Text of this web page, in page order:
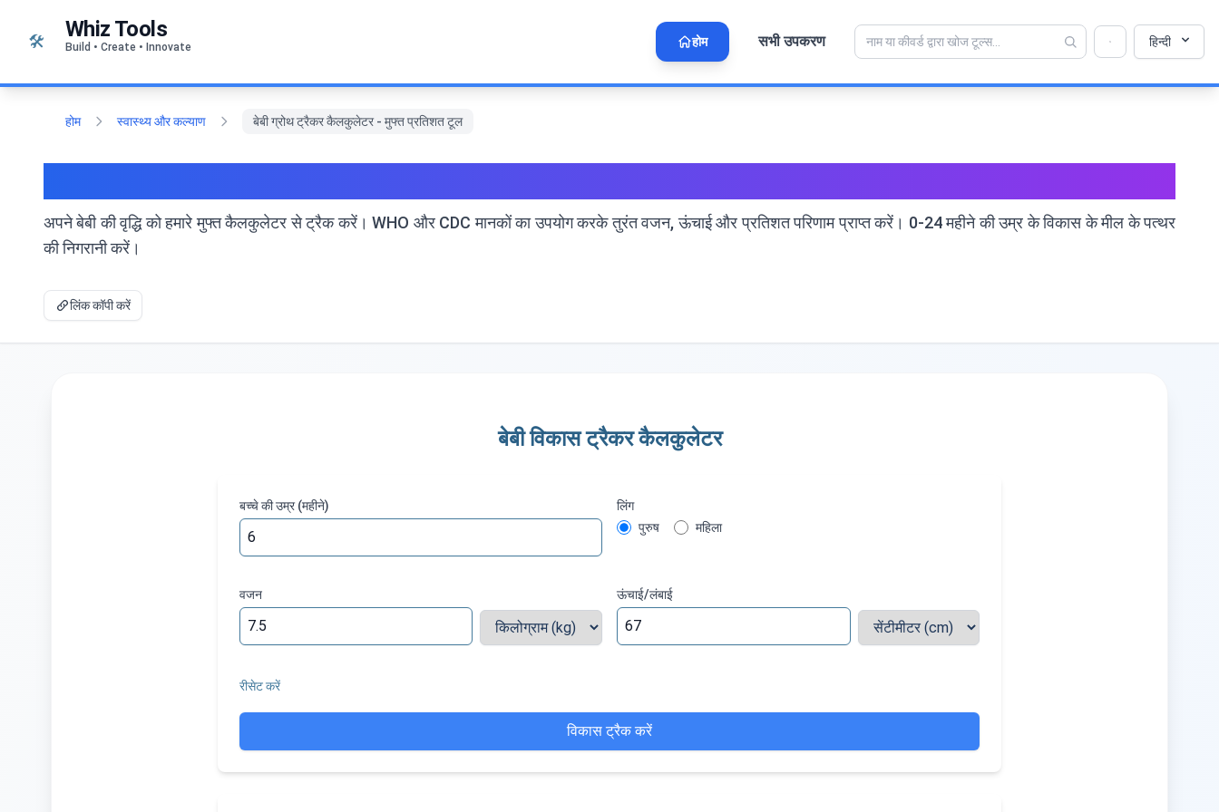
🛠️ Whiz Tools
Build • Create • Innovate होम सभी उपकरण हिन्दी
होम स्वास्थ्य और कल्याण बेबी ग्रोथ ट्रैकर कैलकुलेटर - मुफ्त प्रतिशत टूल
अपने बेबी की वृद्धि को हमारे मुफ्त कैलकुलेटर से ट्रैक करें। WHO और CDC मानकों का उपयोग करके तुरंत वजन, ऊंचाई और प्रतिशत परिणाम प्राप्त करें। 0-24 महीने की उम्र के विकास के मील के पत्थर
की निगरानी करें।
लिंक कॉपी करें
बेबी विकास ट्रैकर कैलकुलेटर
बच्चे की उम्र (महीने)
लिंग
पुरुष
महिला
वजन ऊंचाई/लंबाई
रीसेट करें
विकास ट्रैक करें
💡 क्या आप इस टूल को पसंद करते हैं? हमें इसे और बेहतर बनाने
में मदद करें!
×
खोलने के लिए क्लिक करें →